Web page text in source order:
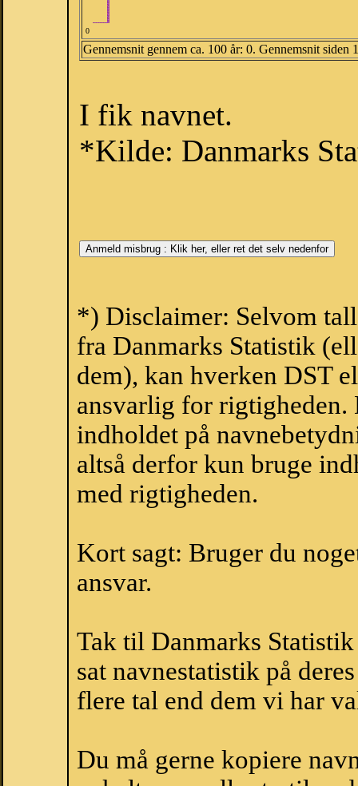
0
Gennemsnit gennem ca. 100 år: 0. Gennemsnit siden
I fik navnet.
*Kilde: Danmarks
*) Disclaimer: Selvom
fra Danmarks Statistik
dem), kan hverken DST
ansvarlig for
indholdet på
altså derfor kun bruge
med rigtigheden.
Kort sagt: Bruger du
ansvar.
Tak til Danmarks
sat navnestatistik på
flere tal end dem vi har
Du må gerne kopiere